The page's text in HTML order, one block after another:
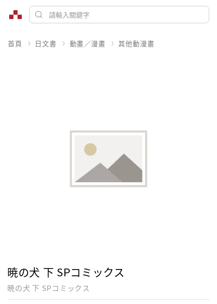
首頁 日文書 動畫／漫畫 其他動漫畫
暁の犬 下 SPコミックス
暁の犬 下 SPコミックス